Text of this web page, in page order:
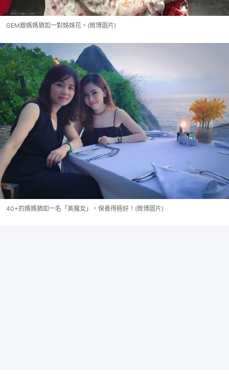
GEM跟媽媽猶如一對姊妹花。(微博圖片)
40+的媽媽猶如一名「美魔女」，保養得極好！(微博圖片)